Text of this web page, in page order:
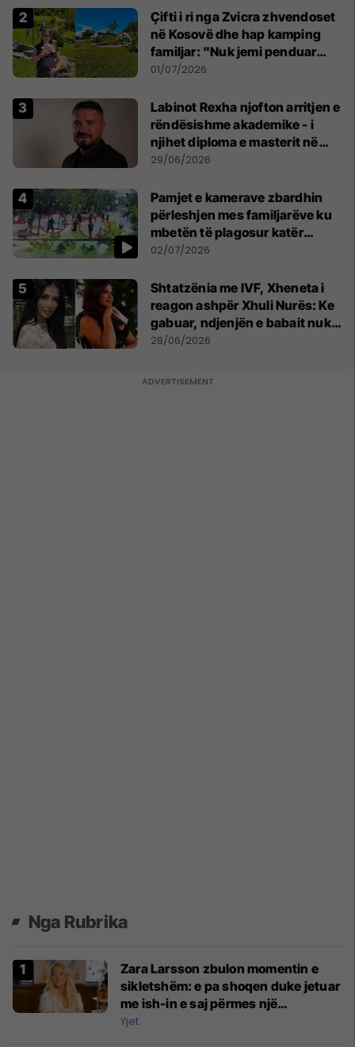
Çifti i ri nga Zvicra zhvendoset
në Kosovë dhe hap kamping
familjar: "Nuk jemi penduar
asnjë ditë"
01/07/2026
Labinot Rexha njofton arritjen e
rëndësishme akademike - i
njihet diploma e masterit në
Psikologji në Zvicër
29/06/2026
Pamjet e kamerave zbardhin
përleshjen mes familjarëve ku
mbetën të plagosur katër
persona
02/07/2026
Shtatzënia me IVF, Xheneta i
reagon ashpër Xhuli Nurës: Ke
gabuar, ndjenjën e babait nuk
mund t'ia plotësosh kurrë
28/06/2026
Nga Rubrika
Zara Larsson zbulon momentin e
sikletshëm: e pa shoqen duke jetuar
me ish-in e saj përmes një
aplikacioni
Yjet